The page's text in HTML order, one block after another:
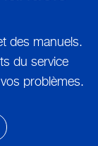
des manuels.
du service
problèmes.